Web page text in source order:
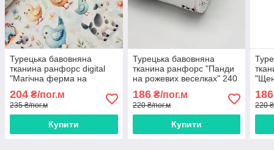
Турецька бавовняна
тканина ранфорс digital
"Магічна ферма на
білому" 240 см
204 ₴/пог.м
235 ₴/пог.м
Купити
Турецька бавовняна
тканина ранфорс "Панди
на рожевих веселках" 240
см
186₴/пог.м
220 ₴/пог.м
Купити
см
186
220